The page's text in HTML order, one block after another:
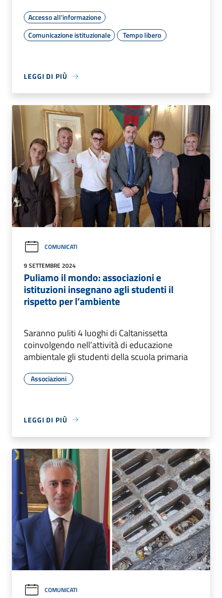
Accesso all'informazione
Comunicazione istituzionale
Tempo libero
LEGGI DI PIÙ
COMUNICATI
9 SETTEMBRE 2024
Puliamo il mondo: associazioni e
istituzioni insegnano agli studenti il
rispetto per l’ambiente
Saranno puliti 4 luoghi di Caltanissetta
coinvolgendo nell’attività di educazione
ambientale gli studenti della scuola primaria
Associazioni
LEGGI DI PIÙ
COMUNICATI